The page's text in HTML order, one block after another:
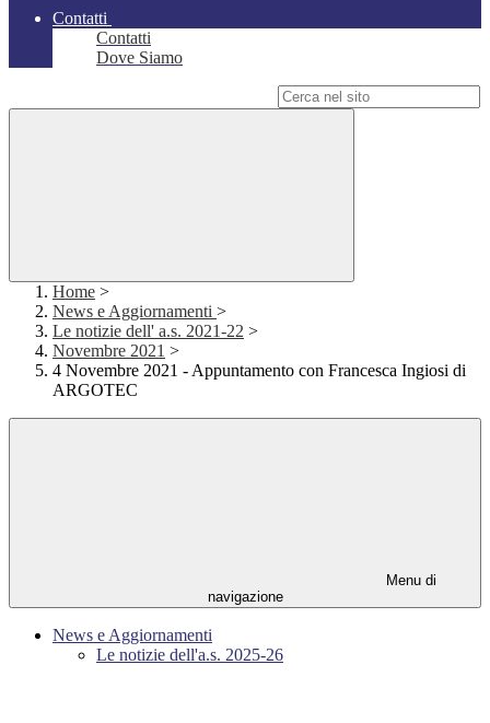
Contatti
Contatti
Dove Siamo
Home >
News e Aggiornamenti >
Le notizie dell' a.s. 2021-22 >
Novembre 2021 >
4 Novembre 2021 - Appuntamento con Francesca Ingiosi di
ARGOTEC
Menu di
navigazione
News e Aggiornamenti
Le notizie dell'a.s. 2025-26